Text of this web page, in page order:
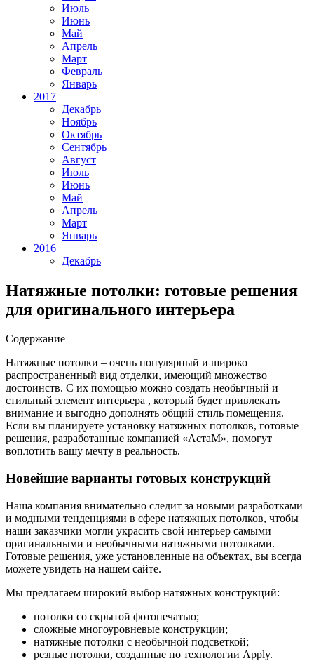
Июль
Июнь
Май
Апрель
Март
Февраль
Январь
2017
Декабрь
Ноябрь
Октябрь
Сентябрь
Август
Июль
Июнь
Май
Апрель
Март
Январь
2016
Декабрь
Натяжные потолки: готовые решения
для оригинального интерьера
Содержание
Натяжные потолки – очень популярный и широко
распространенный вид отделки, имеющий множество
достоинств. С их помощью можно создать необычный и
стильный элемент интерьера , который будет привлекать
внимание и выгодно дополнять общий стиль помещения.
Если вы планируете установку натяжных потолков, готовые
решения, разработанные компанией «АстаМ», помогут
воплотить вашу мечту в реальность.
Новейшие варианты готовых конструкций
Наша компания внимательно следит за новыми разработками
и модными тенденциями в сфере натяжных потолков, чтобы
наши заказчики могли украсить свой интерьер самыми
оригинальными и необычными натяжными потолками.
Готовые решения, уже установленные на объектах, вы всегда
можете увидеть на нашем сайте.
Мы предлагаем широкий выбор натяжных конструкций:
потолки со скрытой фотопечатью;
сложные многоуровневые конструкции;
натяжные потолки с необычной подсветкой;
резные потолки, созданные по технологии Apply.